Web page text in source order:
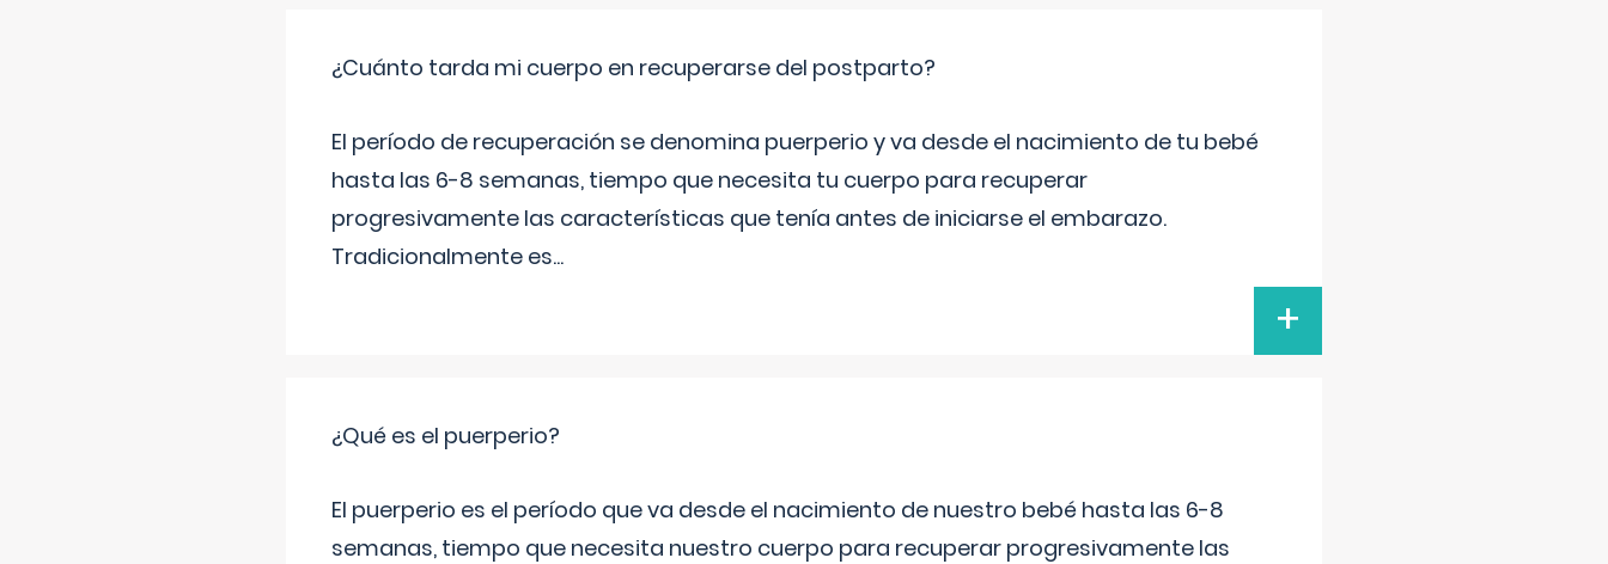
¿Cuánto tarda mi cuerpo en recuperarse del postparto?
El período de recuperación se denomina puerperio y va desde el nacimiento de tu bebé
hasta las 6-8 semanas, tiempo que necesita tu cuerpo para recuperar
progresivamente las características que tenía antes de iniciarse el embarazo.
Tradicionalmente es...
+
¿Qué es el puerperio?
El puerperio es el período que va desde el nacimiento de nuestro bebé hasta las 6-8
semanas, tiempo que necesita nuestro cuerpo para recuperar progresivamente las